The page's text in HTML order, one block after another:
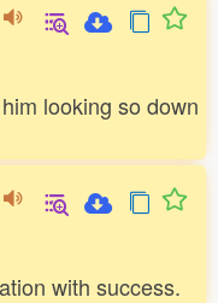
looking so down
with success.